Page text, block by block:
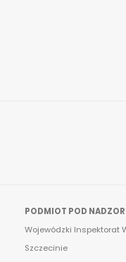
PODMIOT POD
Wojewódzki Inspektorat
Szczecinie